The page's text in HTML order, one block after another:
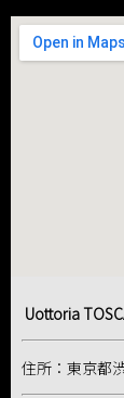
Uottoria
住所：東京都